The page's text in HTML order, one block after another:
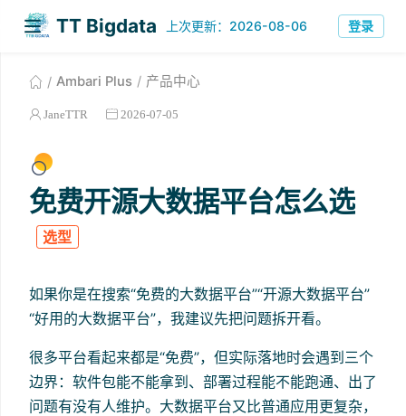
TT Bigdata 上次更新：2026-08-06 登录
Ambari Plus 产品中心
JaneTTR 2026-07-05
免费开源大数据平台怎么选
选型
如果你是在搜索“免费的大数据平台”“开源大数据平台”
“好用的大数据平台”，我建议先把问题拆开看。
很多平台看起来都是“免费”，但实际落地时会遇到三个
边界：软件包能不能拿到、部署过程能不能跑通、出了
问题有没有人维护。大数据平台又比普通应用更复杂，